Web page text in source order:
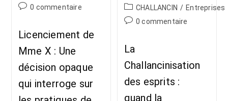
0 commentaire
Licenciement de
Mme X : Une
décision opaque
qui interroge sur
CHALLANCIN / Entreprises
0 commentaire
La
Challancinisation
des esprits :
quand la